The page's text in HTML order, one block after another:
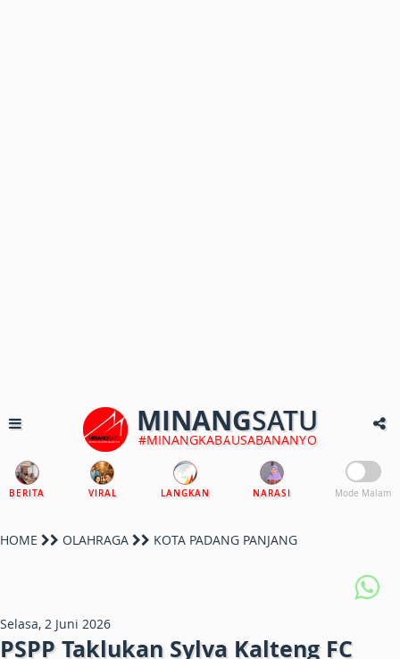
MINANGSATU
#MINANGKABAUSABANANYO
BERITA VIRAL LANGKAN NARASI Mode Malam
HOME OLAHRAGA KOTA PADANG PANJANG
Selasa, 2 Juni 2026
PSPP Taklukan Sylva Kalteng FC